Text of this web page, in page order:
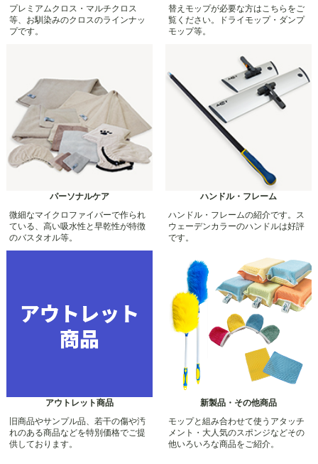
プレミアムクロス・マルチクロス
等、お馴染みのクロスのラインナッ
プです。
替えモップが必要な方はこちらをご
覧ください。ドライモップ・ダンプ
モップ等。
パーソナルケア
微細なマイクロファイバーで作られ
ている、高い吸水性と早乾性が特徴
のバスタオル等。
ハンドル・フレーム
ハンドル・フレームの紹介です。ス
ウェーデンカラーのハンドルは好評
です。
アウトレット商品
旧商品やサンプル品、若干の傷や汚
れのある商品などを特別価格でご提
供しております。
新製品・その他商品
モップと組み合わせて使うアタッチ
メント・大人気のスポンジなどその
他いろいろな商品をご紹介。